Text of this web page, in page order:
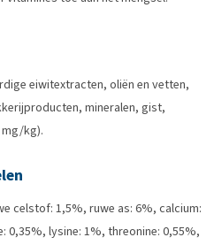
eiwitextracten, oliën en vetten,
mineralen, gist,
mg/kg).
celstof: 1,5%, ruwe as: 6%, calcium:
0,35%, lysine: 1%, threonine: 0,55%,